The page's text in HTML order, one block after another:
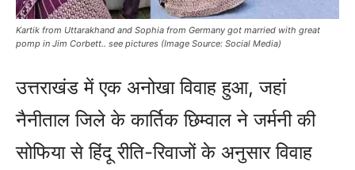
Kartik from Uttarakhand and Sophia from Germany got married with great
pomp in Jim Corbett.. see pictures (Image Source: Social Media)
उत्तराखंड में एक अनोखा विवाह हुआ, जहां
नैनीताल जिले के कार्तिक छिम्वाल ने जर्मनी की
सोफिया से हिंदू रीति-रिवाजों के अनुसार विवाह